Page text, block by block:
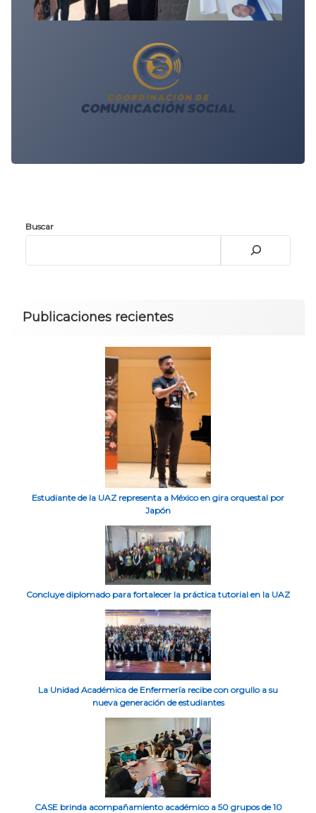
Buscar
Publicaciones recientes
Estudiante de la UAZ representa a México en gira orquestal por
Japón
Concluye diplomado para fortalecer la práctica tutorial en la UAZ
La Unidad Académica de Enfermería recibe con orgullo a su
nueva generación de estudiantes
CASE brinda acompañamiento académico a 50 grupos de 10